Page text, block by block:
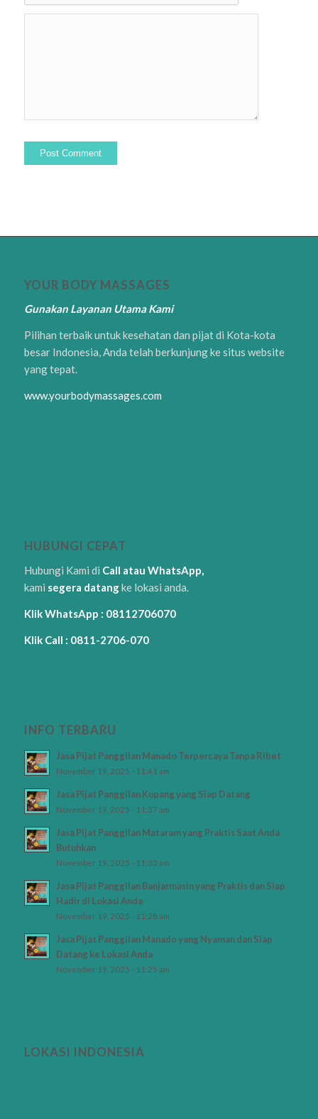
YOUR BODY MASSAGES
Gunakan Layanan Utama Kami
Pilihan terbaik untuk kesehatan dan pijat di Kota-kota
besar Indonesia, Anda telah berkunjung ke situs website
yang tepat.
www.yourbodymassages.com
HUBUNGI CEPAT
Hubungi Kami di Call atau WhatsApp,
kami segera datangke lokasi anda.
Klik WhatsApp : 08112706070
Klik Call : 0811-2706-070
INFO TERBARU
Jasa Pijat Panggilan Manado Terpercaya Tanpa Ribet
November 19, 2025 - 11:41 am
Jasa Pijat Panggilan Kupang yang Siap Datang
November 19, 2025 - 11:37 am
Jasa Pijat Panggilan Mataram yang Praktis Saat Anda
Butuhkan
November 19, 2025 - 11:33 am
Jasa Pijat Panggilan Banjarmasin yang Praktis dan Siap
Hadir di Lokasi Anda
November 19, 2025 - 11:28 am
Jasa Pijat Panggilan Manado yang Nyaman dan Siap
Datang ke Lokasi Anda
November 19, 2025 - 11:25 am
LOKASI INDONESIA